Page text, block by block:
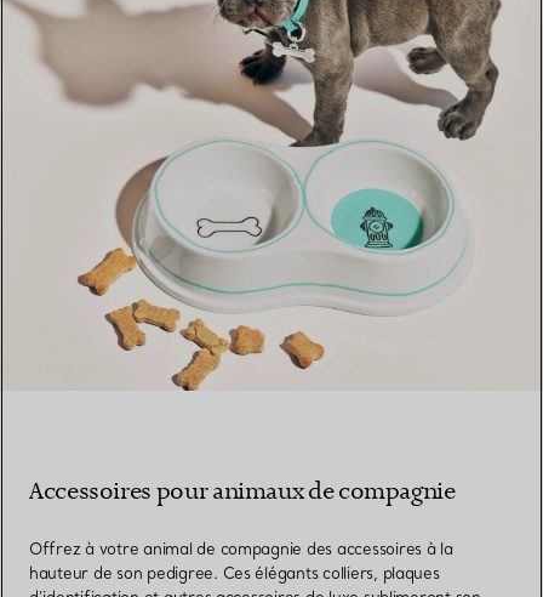
Accessoires pour animaux de compagnie
Offrez à votre animal de compagnie des accessoires à la
hauteur de son pedigree. Ces élégants colliers, plaques